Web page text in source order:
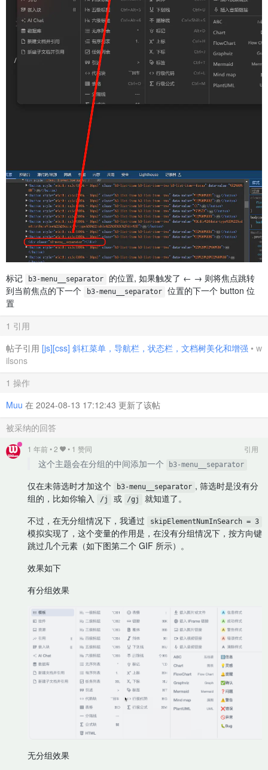
标记 b3-menu__separator
的位置, 如果触发了 ← → 则将焦点跳转
到当前焦点的下一个
b3-menu__separator
位置的下一个 button 位
置
1 引用
帖子引用 [js][css] 斜杠菜单，导航栏，状态栏，文档树美化和增强 • w
ilsons
1 操作
Muu 在 2024-08-13 17:12:43 更新了该帖
被采纳的回答
1 年前•2 • 1 赞同 引用
这个主题会在分组的中间添加一个 b3-menu__separator
仅在未筛选时才加这个 b3-menu__separator , 筛选时是没有分
组的，比如你输入
/j 或 /gj
就知道了。
不过，在无分组情况下，我通过
skipElementNumInSearch = 3
模拟实现了，这个变量的作用是，在没有分组情况下，按方向键
跳过几个元素（如下图第二个 GIF 所示）。
效果如下
有分组效果
无分组效果